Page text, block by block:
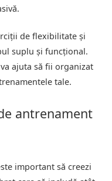
de flexibilitate și
suplu și funcțional.
ajuta să fii organizat
tale.
antrenament
important să creezi